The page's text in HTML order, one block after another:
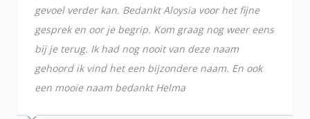
gevoel verder kan. Bedankt Aloysia voor het fijne
gesprek en oor je begrip. Kom graag nog weer eens
bij je terug. Ik had nog nooit van deze naam
gehoord ik vind het een bijzondere naam. En ook
een mooie naam bedankt Helma